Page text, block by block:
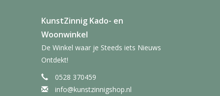
KunstZinnig Kado- en
Woonwinkel
De Winkel waar je Steeds iets Nieuws
Ontdekt!
0528 370459
info@kunstzinnigshop.nl